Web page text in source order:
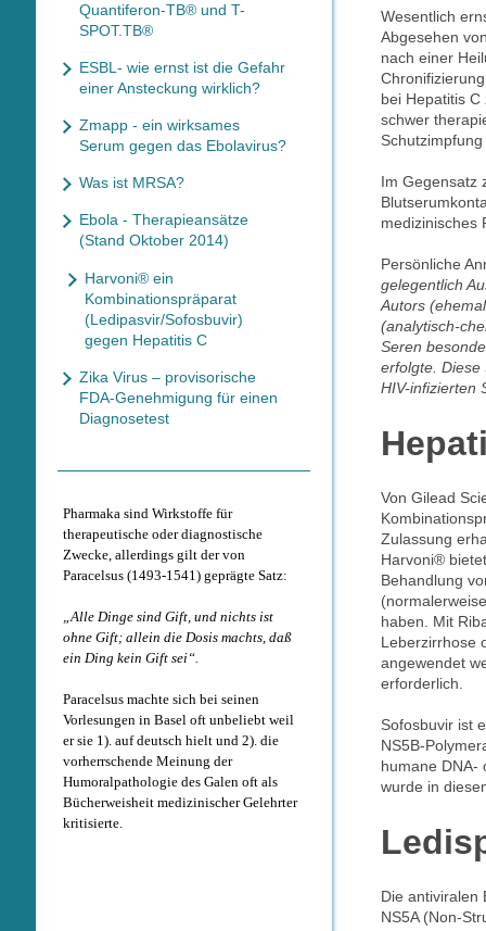
Wesentlich
Abgesehen
nach einer
bei Hepatitis
schwer
Im Gegensatz
medizinisches
Persönliche
gelegentlich
Autors
(analytisch-
Seren
erfolgte. Diese
HIV-infizierten
Von Gilead
Zulassung
Harvoni®
Behandlung
haben. Mit
Leberzirrhose
angewendet
erforderlich.
Sofosbuvir ist
NS5B-
humane DNA-
wurde in
Die antiviralen
NS5A (Non-
Quantiferon-TB® und T-
SPOT.TB®
ESBL- wie ernst ist die Gefahr
einer Ansteckung wirklich?
Zmapp - ein wirksames
Serum gegen das Ebolavirus?
Was ist MRSA?
Ebola - Therapieansätze
(Stand Oktober 2014)
Harvoni® ein
Kombinationspräparat
(Ledipasvir/Sofosbuvir)
gegen Hepatitis C
Zika Virus – provisorische
FDA-Genehmigung für einen
Diagnosetest
Pharmaka sind Wirkstoffe für
therapeutische oder diagnostische
Zwecke, allerdings gilt der von
Paracelsus (1493-1541) geprägte Satz:
„Alle Dinge sind Gift, und nichts ist
ohne Gift; allein die Dosis machts, daß
ein Ding kein Gift sei“.
Paracelsus machte sich bei seinen
Vorlesungen in Basel oft unbeliebt weil
er sie 1). auf deutsch hielt und 2). die
vorherrschende Meinung der
Humoralpathologie des Galen oft als
Bücherweisheit medizinischer Gelehrter
kritisierte.